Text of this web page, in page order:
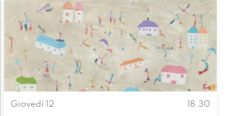
Giovedì 12
18.30